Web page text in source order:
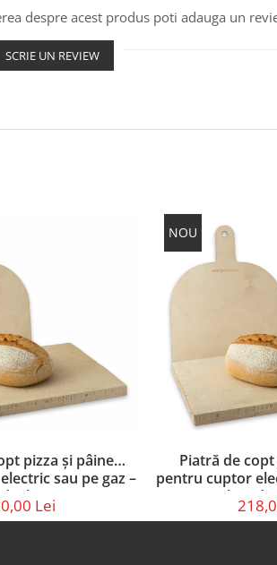
despre acest produs poti adauga un
SCRIE UN REVIEW
pizza și pâine
sau pe gaz –
lemn (40 × 30 ×
cm)Lei
NOU
Piatră de
pentru cuptor
set cu paletă
2,5